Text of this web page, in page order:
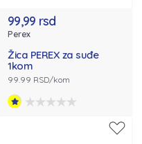
99,99 rsd
Perex
Žica PEREX za suđe
1kom
99.99 RSD/kom